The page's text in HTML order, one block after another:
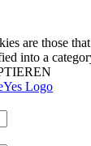
are those
into a